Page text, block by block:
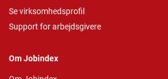
Se virksomhedsprofil
Support for arbejdsgivere
Om Jobindex